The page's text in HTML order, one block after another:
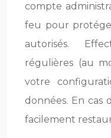
compte
feu pour
autorisés.
régulières (au
votre
données. En cas
facilement